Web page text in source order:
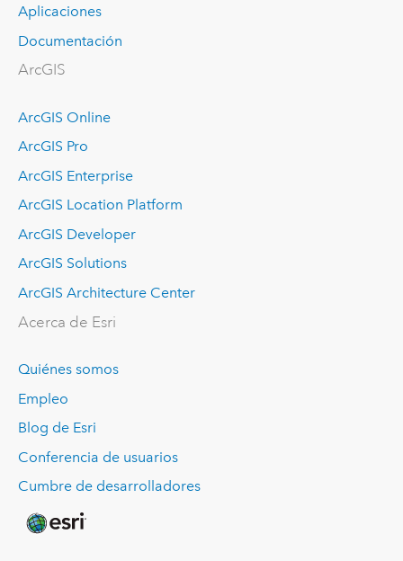
Aplicaciones
Documentación
ArcGIS
ArcGIS Online
ArcGIS Pro
ArcGIS Enterprise
ArcGIS Location Platform
ArcGIS Developer
ArcGIS Solutions
ArcGIS Architecture Center
Acerca de Esri
Quiénes somos
Empleo
Blog de Esri
Conferencia de usuarios
Cumbre de desarrolladores